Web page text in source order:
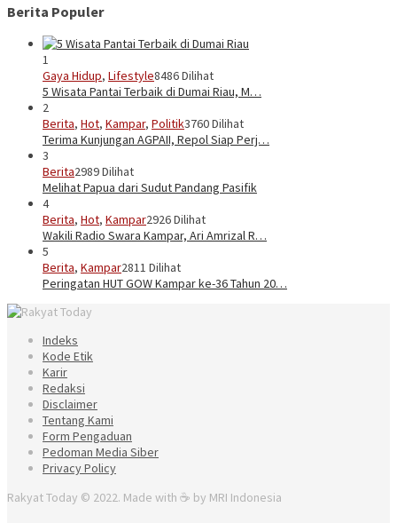
Berita Populer
1
Gaya Hidup, Lifestyle8486 Dilihat
5 Wisata Pantai Terbaik di Dumai Riau, M…
2
Berita, Hot, Kampar, Politik3760 Dilihat
Terima Kunjungan AGPAII, Repol Siap Perj…
3
Berita2989 Dilihat
Melihat Papua dari Sudut Pandang Pasifik
4
Berita, Hot, Kampar2926 Dilihat
Wakili Radio Swara Kampar, Ari Amrizal R…
5
Berita, Kampar2811 Dilihat
Peringatan HUT GOW Kampar ke-36 Tahun 20…
Indeks
Kode Etik
Karir
Redaksi
Disclaimer
Tentang Kami
Form Pengaduan
Pedoman Media Siber
Privacy Policy
Rakyat Today © 2022. Made with ☕ by MRI Indonesia